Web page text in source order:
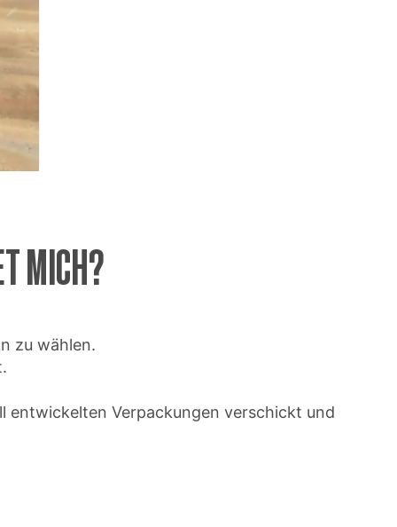
MICH?
zu wählen.
entwickelten Verpackungen verschickt und